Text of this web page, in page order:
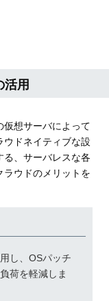
活用
想サーバによって
ドネイティブな設
、サーバレスな各
ウドのメリットを
し、OSパッチ
荷を軽減しま